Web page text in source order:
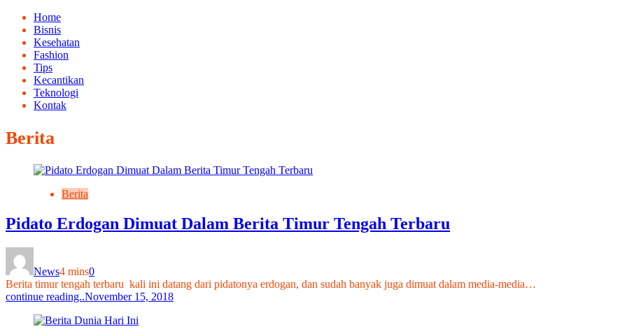
Home
Bisnis
Kesehatan
Fashion
Tips
Kecantikan
Teknologi
Kontak
Berita
Berita
Pidato Erdogan Dimuat Dalam Berita Timur Tengah Terbaru
News4 mins0
Berita timur tengah terbaru kali ini datang dari pidatonya erdogan, dan sudah banyak juga dimuat dalam media-media…
continue reading..November 15, 2018